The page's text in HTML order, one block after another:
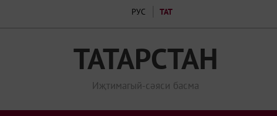
РУС ТАТ
ТАТАРСТАН
Иҗтимагый-сәяси басма